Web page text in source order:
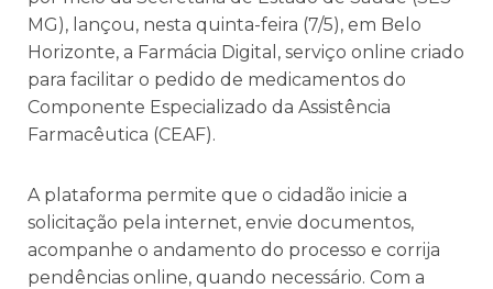
MG), lançou, nesta quinta-feira (7/5), em Belo
Horizonte, a Farmácia Digital, serviço online criado
para facilitar o pedido de medicamentos do
Componente Especializado da Assistência
Farmacêutica (CEAF).
A plataforma permite que o cidadão inicie a
solicitação pela internet, envie documentos,
acompanhe o andamento do processo e corrija
pendências online, quando necessário. Com a